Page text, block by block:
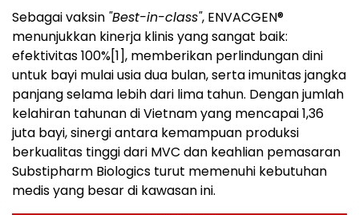
Sebagai vaksin "Best-in-class", ENVACGEN®
menunjukkan kinerja klinis yang sangat baik:
efektivitas 100%[1], memberikan perlindungan dini
untuk bayi mulai usia dua bulan, serta imunitas jangka
panjang selama lebih dari lima tahun. Dengan jumlah
kelahiran tahunan di Vietnam yang mencapai 1,36
juta bayi, sinergi antara kemampuan produksi
berkualitas tinggi dari MVC dan keahlian pemasaran
Substipharm Biologics turut memenuhi kebutuhan
medis yang besar di kawasan ini.